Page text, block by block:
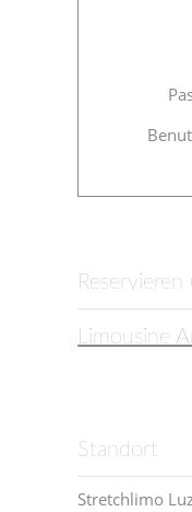
Limousine
Standort
Stretchlimo